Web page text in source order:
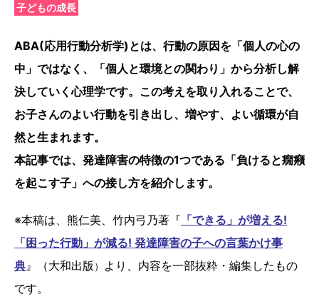
子どもの成長
ABA(応用行動分析学)とは、行動の原因を「個人の心の
中」ではなく、「個人と環境との関わり」から分析し解
決していく心理学です。この考えを取り入れることで、
お子さんのよい行動を引き出し、増やす、よい循環が自
然と生まれます。
本記事では、発達障害の特徴の1つである「負けると癇癪
を起こす子」への接し方を紹介します。
※本稿は、熊仁美、竹内弓乃著『 「できる」が増える!
「困った行動」が減る! 発達障害の子への言葉かけ事
典 』（大和出版 ）
より、内容を一部抜粋・編集したもの
です。